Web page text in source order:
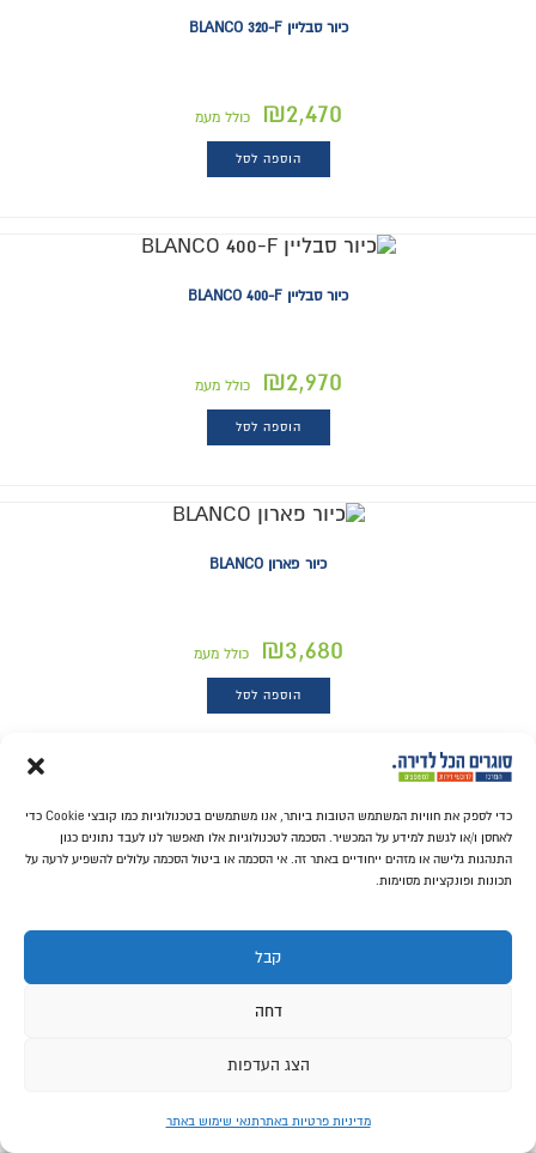
כדי לספק את חוויות המשתמש הטובות ביותר, אנו משתמשים בטכנולוגיות כמו קובצי Cookie כדי
לאחסן ו/או לגשת למידע על המכשיר. הסכמה לטכנולוגיות אלו תאפשר לנו לעבד נתונים כגון
התנהגות גלישה או מזהים ייחודיים באתר זה. אי הסכמה או ביטול הסכמה עלולים להשפיע לרעה על
תכונות ופונקציות מסוימות.
קבל
דחה
הצג העדפות
מדיניות פרטיות באתרתנאי שימוש באתר
כיור סבליין BLANCO 320-F
₪2,470 כולל מעמ
הוספה לסל
כיור סבליין BLANCO 400-F
₪2,970 כולל מעמ
הוספה לסל
כיור פארון BLANCO
₪3,680 כולל מעמ
הוספה לסל
כיורים למטבח SCHOCK
(15)
כיורי מטבח בלאנקו
לחץ עליי לעזרה...